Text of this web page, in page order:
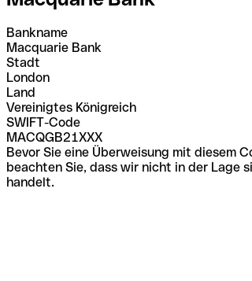
Bankname
Macquarie Bank
Stadt
London
Land
Vereinigtes Königreich
SWIFT-Code
MACQGB21XXX
Bevor Sie eine Überweisung mit diesem
beachten Sie, dass wir nicht in der Lage
handelt.